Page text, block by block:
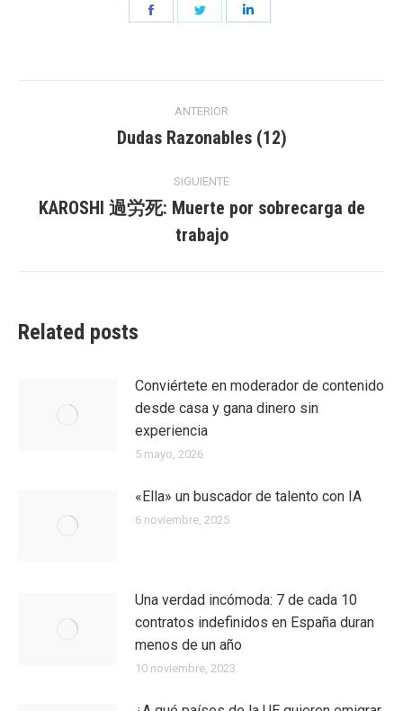
Share
ANTERIOR
Entrada
Dudas Razonables (12)
SIGUIENTE
Entrada
siguiente:
KAROSHI 過労死: Muerte por sobrecarga de
trabajo
Related posts
Conviértete en moderador de contenido
desde casa y gana dinero sin
experiencia
5 mayo, 2026
«Ella» un buscador de talento con IA
6 noviembre, 2025
Una verdad incómoda: 7 de cada 10
contratos indefinidos en España duran
menos de un año
10 noviembre, 2023